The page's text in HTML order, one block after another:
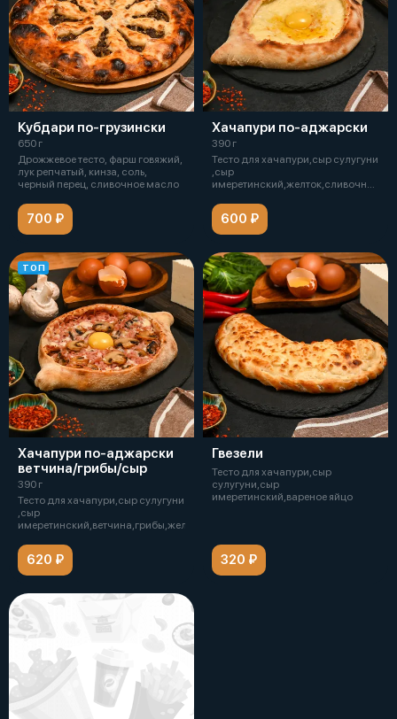
Кубдари по-грузински
650 г
Дрожжевое тесто, фарш говяжий,
лук репчатый, кинза, соль,
черный перец, сливочное масло
700 ₽
Хачапури по-аджарски
390 г
Тесто для хачапури,сыр сулугуни
,сыр
имеретинский,желток,сливочное
600 ₽
ТОП
Хачапури по-аджарски
ветчина/грибы/сыр
390 г
Тесто для хачапури,сыр сулугуни
,сыр
имеретинский,ветчина,грибы,желток
620 ₽
Гвезели
Тесто для хачапури,сыр
сулугуни,сыр
имеретинский,вареное яйцо
320 ₽